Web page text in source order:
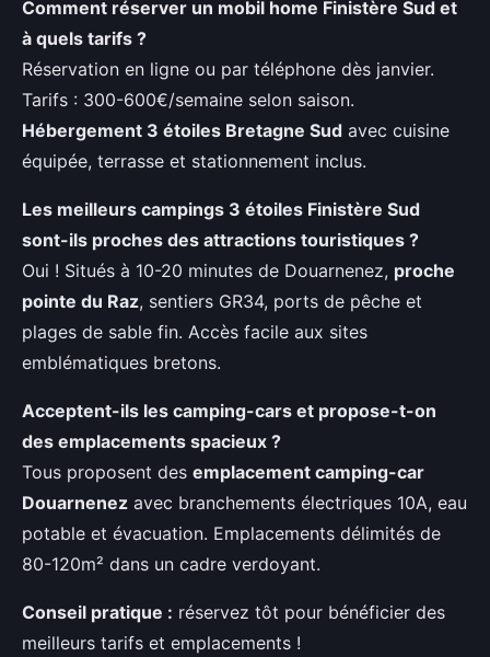
Comment réserver un mobil home Finistère Sud et
à quels tarifs ?
Réservation en ligne ou par téléphone dès janvier.
Tarifs : 300-600€/semaine selon saison.
Hébergement 3 étoiles Bretagne Sud avec cuisine
équipée, terrasse et stationnement inclus.
Les meilleurs campings 3 étoiles Finistère Sud
sont-ils proches des attractions touristiques ?
Oui ! Situés à 10-20 minutes de Douarnenez, proche
pointe du Raz, sentiers GR34, ports de pêche et
plages de sable fin. Accès facile aux sites
emblématiques bretons.
Acceptent-ils les camping-cars et propose-t-on
des emplacements spacieux ?
Tous proposent des emplacement camping-car
Douarnenez avec branchements électriques 10A, eau
potable et évacuation. Emplacements délimités de
80-120m² dans un cadre verdoyant.
Conseil pratique : réservez tôt pour bénéficier des
meilleurs tarifs et emplacements !